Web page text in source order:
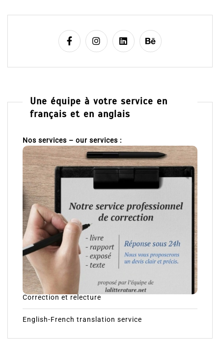
Une équipe à votre service en
français et en anglais
Nos services – our services :
Correction et relecture
English-French translation service